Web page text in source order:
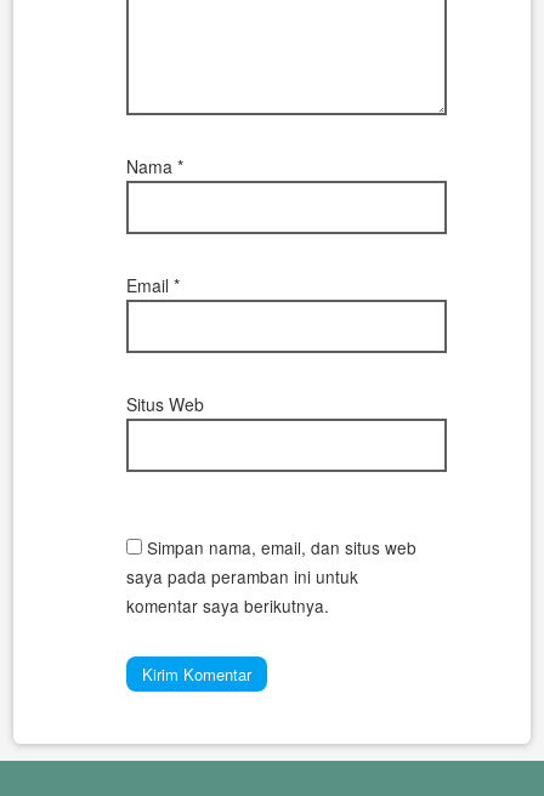
Nama*
Email*
Situs Web
Simpan nama, email, dan situs web
saya pada peramban ini untuk
komentar saya berikutnya.